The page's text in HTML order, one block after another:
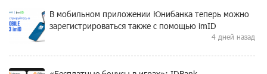
В мобильном приложении Юнибанка теперь можно
зарегистрироваться также с помощью imID
4 дней назад